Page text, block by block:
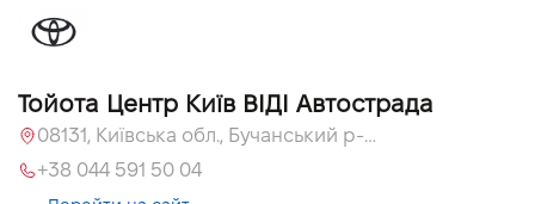
Тойота Центр Київ ВІДІ Автострада
08131, Київська обл., Бучанський р-н, с.Софіївська Борщагівка, вул. Велика Кільцева, 56
+38 044 591 50 04